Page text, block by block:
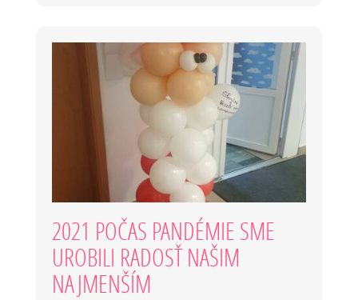
2021 POČAS PANDÉMIE SME
UROBILI RADOSŤ NAŠIM
NAJMENŠÍM